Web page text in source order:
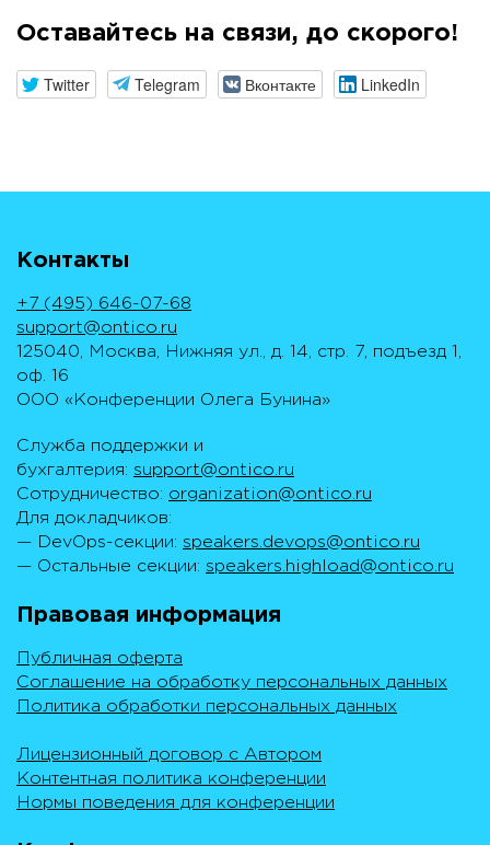
Оставайтесь на связи, до скорого!
Twitter Telegram Вконтакте LinkedIn
Контакты
+7 (495) 646-07-68
support@ontico.ru
125040, Москва, Нижняя ул., д. 14, стр. 7, подъезд 1,
оф. 16
ООО «Конференции Олега Бунина»
Служба поддержки и
бухгалтерия: support@ontico.ru
Сотрудничество: organization@ontico.ru
Для докладчиков:
— DevOps-секции: speakers.devops@ontico.ru
— Остальные секции: speakers.highload@ontico.ru
Правовая информация
Публичная оферта
Соглашение на обработку персональных данных
Политика обработки персональных данных
Лицензионный договор с Автором
Контентная политика конференции
Нормы поведения для конференции